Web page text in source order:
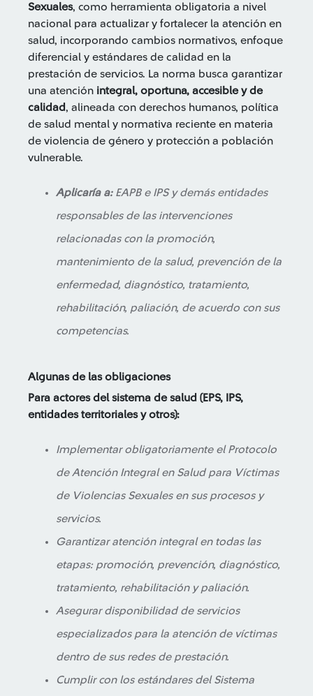
Sexuales, como herramienta obligatoria a nivel
nacional para actualizar y fortalecer la atención en
salud, incorporando cambios normativos, enfoque
diferencial y estándares de calidad en la
prestación de servicios. La norma busca garantizar
una atención integral, oportuna, accesible y de
calidad, alineada con derechos humanos, política
de salud mental y normativa reciente en materia
de violencia de género y protección a población
vulnerable.
Aplicaría a:EAPB e IPS y demás entidades
responsables de las intervenciones
relacionadas con la promoción,
mantenimiento de la salud, prevención de la
enfermedad, diagnóstico, tratamiento,
rehabilitación, paliación, de acuerdo con sus
competencias.
Algunas de las obligaciones
Para actores del sistema de salud (EPS, IPS,
entidades territoriales y otros):
Implementar obligatoriamente el Protocolo
de Atención Integral en Salud para Víctimas
de Violencias Sexuales en sus procesos y
servicios.
Garantizar atención integral en todas las
etapas: promoción, prevención, diagnóstico,
tratamiento, rehabilitación y paliación.
Asegurar disponibilidad de servicios
especializados para la atención de víctimas
dentro de sus redes de prestación.
Cumplir con los estándares del Sistema